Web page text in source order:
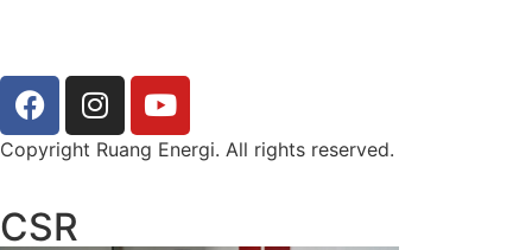
Copyright Ruang Energi. All rights reserved.
CSR